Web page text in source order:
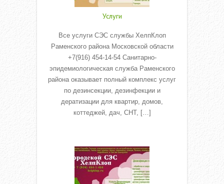
Услуги
Все услуги СЭС службы ХелпКлоп
Раменского района Московской области
+7(916) 454-14-54 Санитарно-
эпидемиологическая служба Раменского
района оказывает полный комплекс услуг
по дезинсекции, дезинфекции и
дератизации для квартир, домов,
коттеджей, дач, СНТ, […]